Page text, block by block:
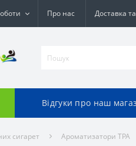
Про нас Доставка
Відгуки про наш
сигарет Ароматизатори TPA